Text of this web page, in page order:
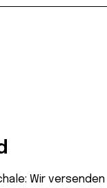
Wir versenden